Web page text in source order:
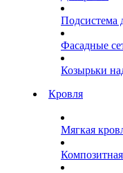
Подсистема
Фасадные
Козырьки
Кровля
Мягкая